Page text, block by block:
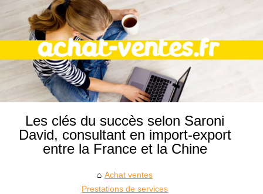
Les clés du succès selon Saroni
David, consultant en import-export
entre la France et la Chine
Achat ventes
Prestations de services